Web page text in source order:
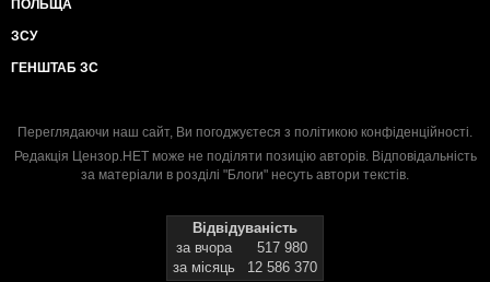
ПОЛЬЩА
ЗСУ
ГЕНШТАБ ЗС
Переглядаючи наш сайт, Ви погоджуєтеся з політикою конфіденційності.
Редакція Цензор.НЕТ може не поділяти позицію авторів. Відповідальність
за матеріали в розділі "Блоги" несуть автори текстів.
Відвідуваність
за вчора
517 980
за місяць
12 586 370